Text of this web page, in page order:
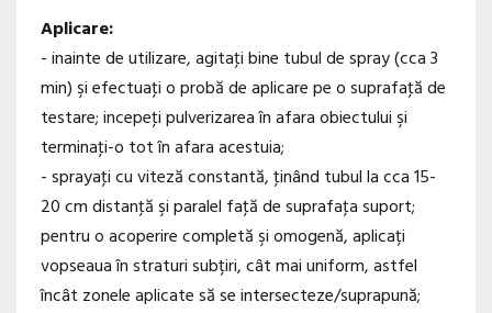
Aplicare:
- inainte de utilizare, agitaţi bine tubul de spray (cca 3
min) şi efectuaţi o probă de aplicare pe o suprafaţă de
testare; incepeţi pulverizarea în afara obiectului şi
terminaţi-o tot în afara acestuia;
- sprayaţi cu viteză constantă, ţinând tubul la cca 15-
20 cm distanţă şi paralel faţă de suprafaţa suport;
pentru o acoperire completă şi omogenă, aplicați
vopseaua în straturi subțiri, cât mai uniform, astfel
încât zonele aplicate să se intersecteze/suprapună;